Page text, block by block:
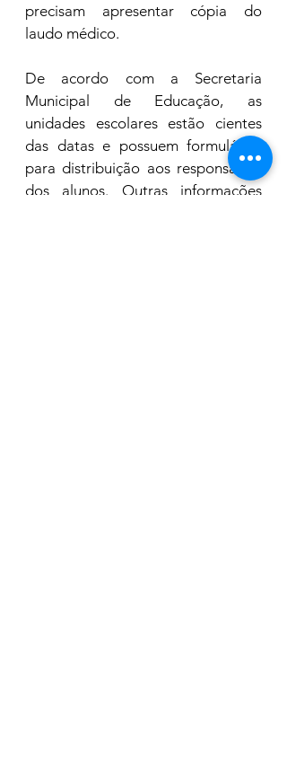
precisam apresentar cópia do
laudo médico.
De acordo com a Secretaria
Municipal de Educação, as
unidades escolares estão cientes
das datas e possuem formulários
para distribuição aos responsáveis
dos alunos. Outras informações